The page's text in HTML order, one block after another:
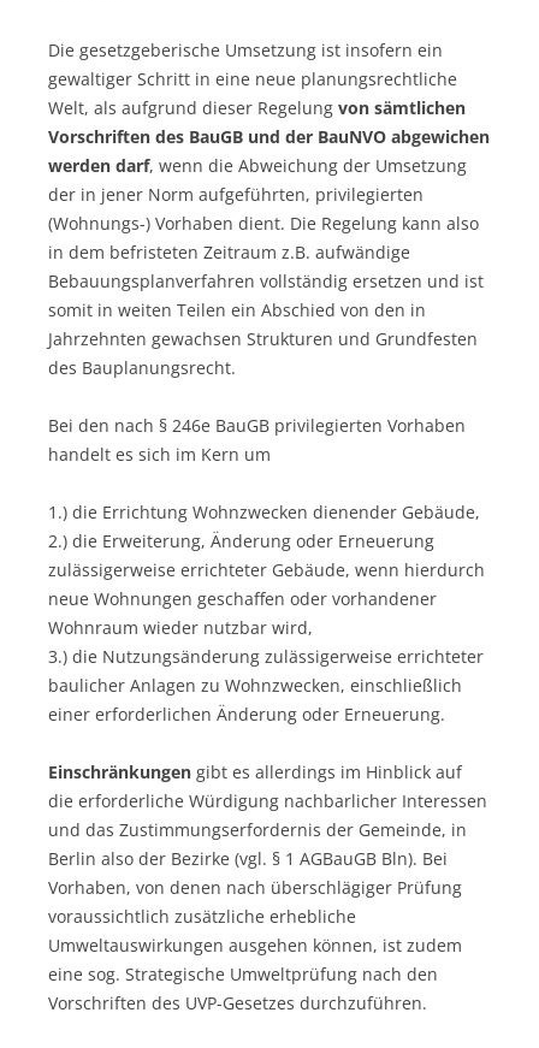
Die gesetzgeberische Umsetzung ist insofern ein
gewaltiger Schritt in eine neue planungsrechtliche
Welt, als aufgrund dieser Regelung von sämtlichen
Vorschriften des BauGB und der BauNVO abgewichen
werden darf, wenn die Abweichung der Umsetzung
der in jener Norm aufgeführten, privilegierten
(Wohnungs-) Vorhaben dient. Die Regelung kann also
in dem befristeten Zeitraum z.B. aufwändige
Bebauungsplanverfahren vollständig ersetzen und ist
somit in weiten Teilen ein Abschied von den in
Jahrzehnten gewachsen Strukturen und Grundfesten
des Bauplanungsrecht.
Bei den nach § 246e BauGB privilegierten Vorhaben
handelt es sich im Kern um
1.) die Errichtung Wohnzwecken dienender Gebäude,
2.) die Erweiterung, Änderung oder Erneuerung
zulässigerweise errichteter Gebäude, wenn hierdurch
neue Wohnungen geschaffen oder vorhandener
Wohnraum wieder nutzbar wird,
3.) die Nutzungsänderung zulässigerweise errichteter
baulicher Anlagen zu Wohnzwecken, einschließlich
einer erforderlichen Änderung oder Erneuerung.
Einschränkungen gibt es allerdings im Hinblick auf
die erforderliche Würdigung nachbarlicher Interessen
und das Zustimmungserfordernis der Gemeinde, in
Berlin also der Bezirke (vgl. § 1 AGBauGB Bln). Bei
Vorhaben, von denen nach überschlägiger Prüfung
voraussichtlich zusätzliche erhebliche
Umweltauswirkungen ausgehen können, ist zudem
eine sog. Strategische Umweltprüfung nach den
Vorschriften des UVP-Gesetzes durchzuführen.